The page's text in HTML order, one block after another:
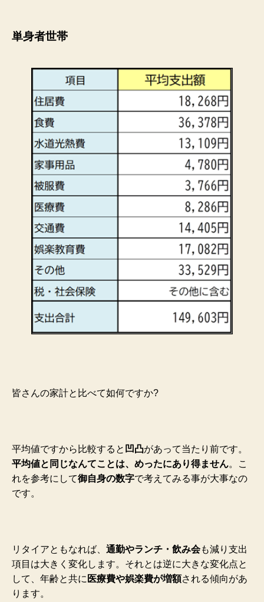
単身者世帯
皆さんの家計と比べて如何ですか?
平均値ですから比較すると 凹凸があって当たり前です。
平均値と同じなんてことは、めったにあり得ません。こ
れを参考にして御自身の数字で考えてみる事が大事なの
です。
リタイアともなれば、 通勤やランチ・飲み会も減り支出
項目は大きく変化します。それとは逆に大きな変化点と
して、年齢と共に 医療費や娯楽費が増額される傾向があ
ります。